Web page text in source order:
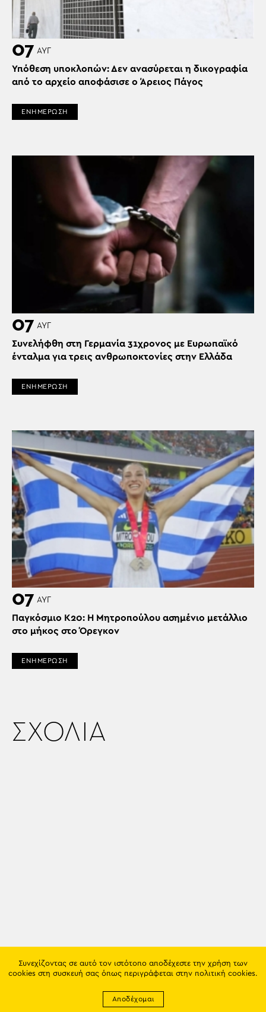
07 ΑΥΓ
Υπόθεση υποκλοπών: Δεν ανασύρεται η δικογραφία
από το αρχείο αποφάσισε ο Άρειος Πάγος
ΕΝΗΜΕΡΩΣΗ
07 ΑΥΓ
Συνελήφθη στη Γερμανία 31χρονος με Ευρωπαϊκό
ένταλμα για τρεις ανθρωποκτονίες στην Ελλάδα
ΕΝΗΜΕΡΩΣΗ
07 ΑΥΓ
Παγκόσμιο Κ20: Η Μητροπούλου ασημένιο μετάλλιο
στο μήκος στο Όρεγκον
ΕΝΗΜΕΡΩΣΗ
ΣΧΟΛΙΑ
Συνεχίζοντας σε αυτό τον ιστότοπο αποδέχεστε την χρήση των
cookies στη συσκευή σας όπως περιγράφεται στην πολιτική cookies.
Αποδέχομαι